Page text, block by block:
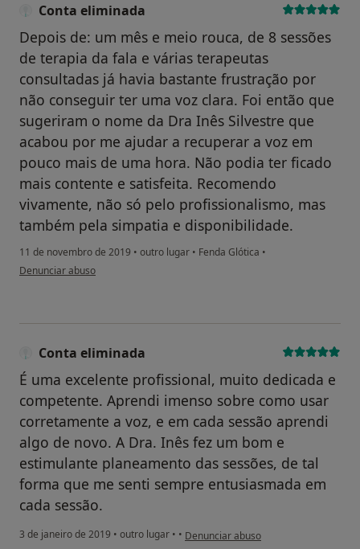
Conta eliminada
Depois de: um mês e meio rouca, de 8 sessões
de terapia da fala e várias terapeutas
consultadas já havia bastante frustração por
não conseguir ter uma voz clara. Foi então que
sugeriram o nome da Dra Inês Silvestre que
acabou por me ajudar a recuperar a voz em
pouco mais de uma hora. Não podia ter ficado
mais contente e satisfeita. Recomendo
vivamente, não só pelo profissionalismo, mas
também pela simpatia e disponibilidade.
11 de novembro de 2019 • outro lugar • Fenda Glótica •
na opinião do utilizador Conta eliminada
Denunciar abuso
Conta eliminada
É uma excelente profissional, muito dedicada e
competente. Aprendi imenso sobre como usar
corretamente a voz, e em cada sessão aprendi
algo de novo. A Dra. Inês fez um bom e
estimulante planeamento das sessões, de tal
forma que me senti sempre entusiasmada em
cada sessão.
3 de janeiro de 2019 • outro lugar • • na opinião do utilizador Conta
Denunciar abuso